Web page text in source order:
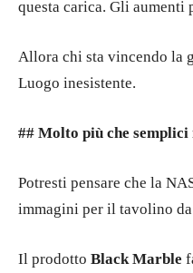
questa carica. Gli
Allora chi sta vincendo la
Luogo inesistente.
## Molto più che semplici
Potresti pensare che la
immagini per il tavolino
Il prodotto Black Marble